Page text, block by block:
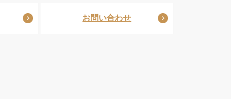
お問い合わせ